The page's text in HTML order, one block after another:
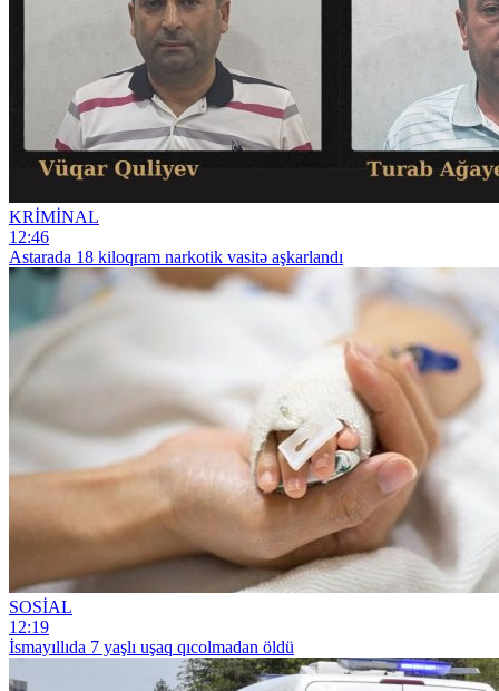
KRİMİNAL
12:46
Astarada 18 kiloqram narkotik vasitə aşkarlandı
SOSİAL
12:19
İsmayıllıda 7 yaşlı uşaq qıcolmadan öldü